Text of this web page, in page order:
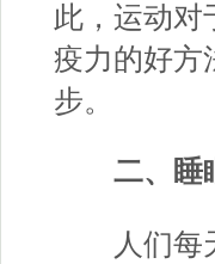
此，运动对
疫力的好方
步。
二、睡
人们每天